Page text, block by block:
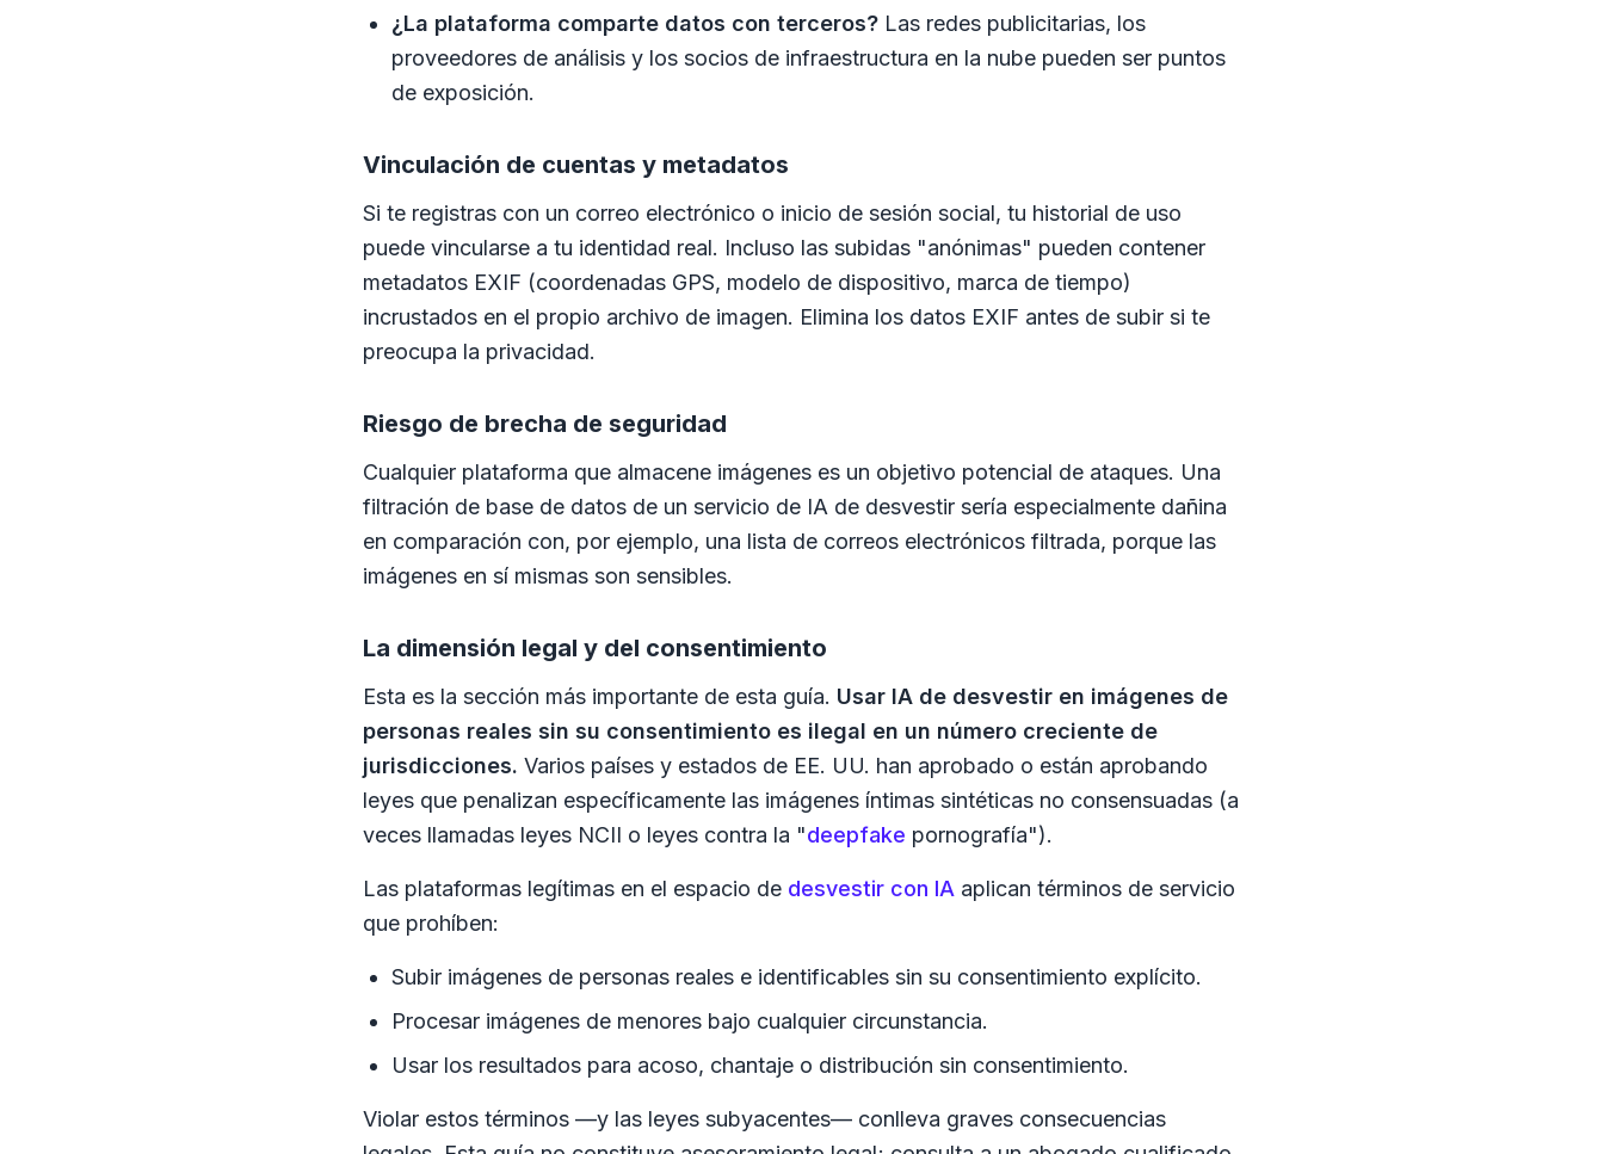
¿La plataforma comparte datos con terceros? Las redes publicitarias, los
proveedores de análisis y los socios de infraestructura en la nube pueden ser puntos
de exposición.
Vinculación de cuentas y metadatos
Si te registras con un correo electrónico o inicio de sesión social, tu historial de uso
puede vincularse a tu identidad real. Incluso las subidas "anónimas" pueden contener
metadatos EXIF (coordenadas GPS, modelo de dispositivo, marca de tiempo)
incrustados en el propio archivo de imagen. Elimina los datos EXIF antes de subir si te
preocupa la privacidad.
Riesgo de brecha de seguridad
Cualquier plataforma que almacene imágenes es un objetivo potencial de ataques. Una
filtración de base de datos de un servicio de IA de desvestir sería especialmente dañina
en comparación con, por ejemplo, una lista de correos electrónicos filtrada, porque las
imágenes en sí mismas son sensibles.
La dimensión legal y del consentimiento
Esta es la sección más importante de esta guía. Usar IA de desvestir en imágenes de
personas reales sin su consentimiento es ilegal en un número creciente de
jurisdicciones. Varios países y estados de EE. UU. han aprobado o están aprobando
leyes que penalizan específicamente las imágenes íntimas sintéticas no consensuadas (a
veces llamadas leyes NCII o leyes contra la "deepfake pornografía").
Las plataformas legítimas en el espacio de desvestir con IA aplican términos de servicio
que prohíben:
Subir imágenes de personas reales e identificables sin su consentimiento explícito.
Procesar imágenes de menores bajo cualquier circunstancia.
Usar los resultados para acoso, chantaje o distribución sin consentimiento.
Violar estos términos —y las leyes subyacentes— conlleva graves consecuencias